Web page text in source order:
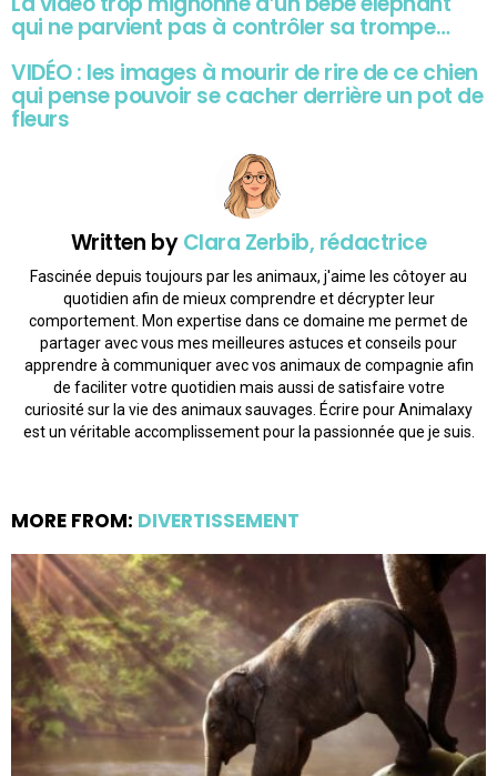
qui ne parvient pas à contrôler sa trompe…
VIDÉO : les images à mourir de rire de ce chien
qui pense pouvoir se cacher derrière un pot de
fleurs
Written byClara Zerbib, rédactrice
Fascinée depuis toujours par les animaux, j'aime les côtoyer au
quotidien afin de mieux comprendre et décrypter leur
comportement. Mon expertise dans ce domaine me permet de
partager avec vous mes meilleures astuces et conseils pour
apprendre à communiquer avec vos animaux de compagnie afin
de faciliter votre quotidien mais aussi de satisfaire votre
curiosité sur la vie des animaux sauvages. Écrire pour Animalaxy
est un véritable accomplissement pour la passionnée que je suis.
MORE FROM: DIVERTISSEMENT